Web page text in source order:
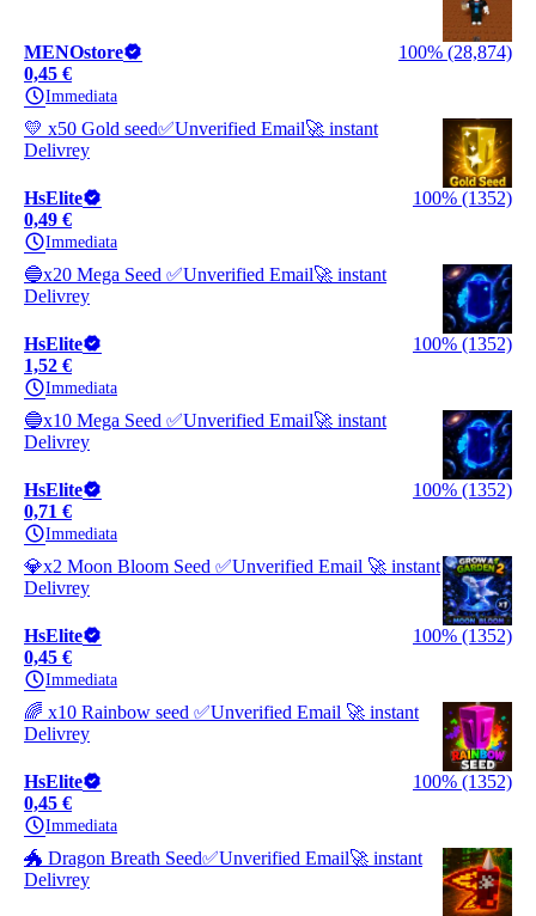
MENOstore
100% (28,874)
0,45 €
Immediata
💛 x50 Gold seed✅️Unverified Email🚀 instant
Delivrey
HsElite
100% (1352)
0,49 €
Immediata
🔵x20 Mega Seed ✅️Unverified Email🚀 instant
Delivrey
HsElite
100% (1352)
1,52 €
Immediata
🔵x10 Mega Seed ✅️Unverified Email🚀 instant
Delivrey
HsElite
100% (1352)
0,71 €
Immediata
💎x2 Moon Bloom Seed ✅️Unverified Email 🚀 instant
Delivrey
HsElite
100% (1352)
0,45 €
Immediata
🌈 x10 Rainbow seed ✅️Unverified Email 🚀 instant
Delivrey
HsElite
100% (1352)
0,45 €
Immediata
🐲 Dragon Breath Seed✅️Unverified Email🚀 instant
Delivrey